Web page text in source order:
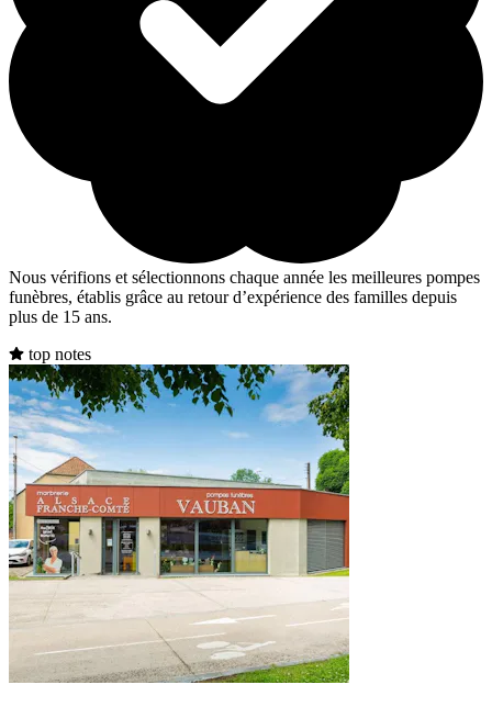
Nous vérifions et sélectionnons chaque année les meilleures pompes
funèbres, établis grâce au retour d’expérience des familles depuis
plus de 15 ans.
top notes